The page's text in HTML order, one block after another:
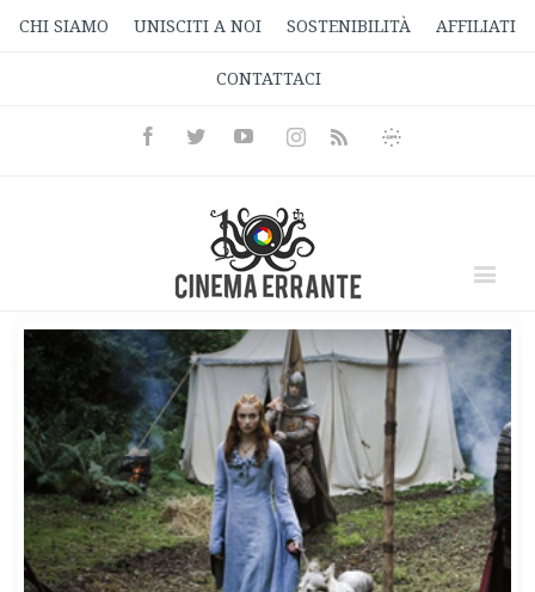
CHI SIAMO UNISCITI A NOI SOSTENIBILITÀ AFFILIATI
CONTATTACI
FacebookTwitterYoutubeInstagramRss
Informativa